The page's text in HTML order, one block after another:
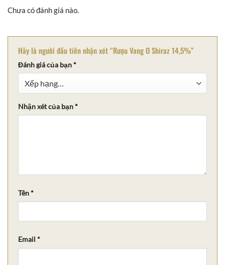
Chưa có đánh giá nào.
Hãy là người đầu tiên nhận xét “Rượu Vang O Shiraz 14,5%”
Đánh giá của bạn*
Nhận xét của bạn*
Tên*
Email *